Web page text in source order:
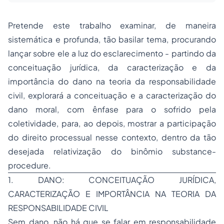
Pretende este trabalho examinar, de maneira
sistemática e profunda, tão basilar tema, procurando
lançar sobre ele a luz do esclarecimento - partindo da
conceituação jurídica, da caracterização e da
importância do dano na teoria da responsabilidade
civil, explorará a conceituação e a caracterização do
dano moral, com ênfase para o sofrido pela
coletividade, para, ao depois, mostrar a participação
do direito processual nesse contexto, dentro da tão
desejada relativização do binômio substance-
procedure.
1. DANO: CONCEITUAÇÃO JURÍDICA,
CARACTERIZAÇÃO E IMPORTÂNCIA NA TEORIA DA
RESPONSABILIDADE CIVIL